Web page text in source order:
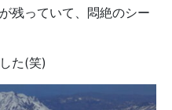
残っていて、悶絶のシー
た(笑)